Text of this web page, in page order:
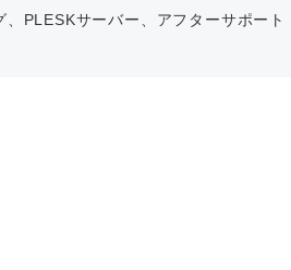
PLESKサーバー、アフターサポート